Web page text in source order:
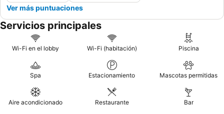
Ver más puntuaciones
Servicios principales
Wi-Fi en el lobby Wi-Fi (habitación) Piscina
Spa Estacionamiento Mascotas permitidas
Aire acondicionado Restaurante Bar